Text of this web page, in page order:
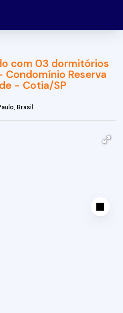
com 03 dormitórios
Reserva
- Cotia/SP
, Brasil